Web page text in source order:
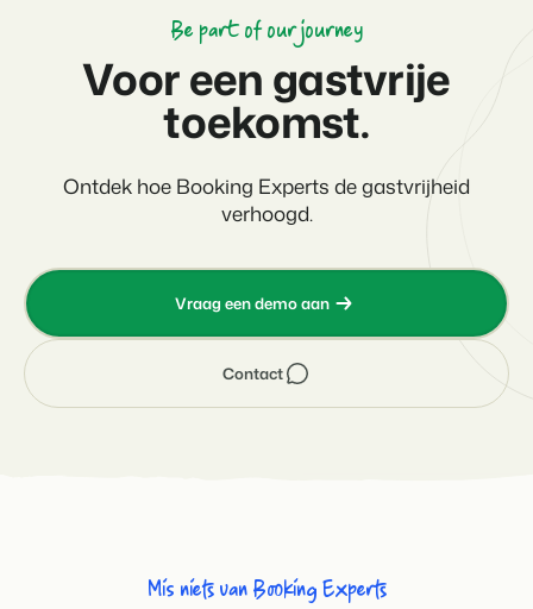
Be part of our journey
Voor een gastvrije
toekomst.
Ontdek hoe Booking Experts de gastvrijheid
verhoogd.
Contact
Vraag een demo aan
Mis niets van Booking Experts